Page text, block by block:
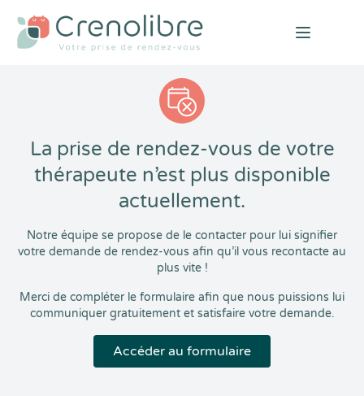
Open
La prise de rendez-vous de votre
thérapeute n’est plus disponible
actuellement.
Notre équipe se propose de le contacter pour lui signifier
votre demande de rendez-vous afin qu’il vous recontacte au
plus vite !
Merci de compléter le formulaire afin que nous puissions lui
communiquer gratuitement et satisfaire votre demande.
Accéder au formulaire